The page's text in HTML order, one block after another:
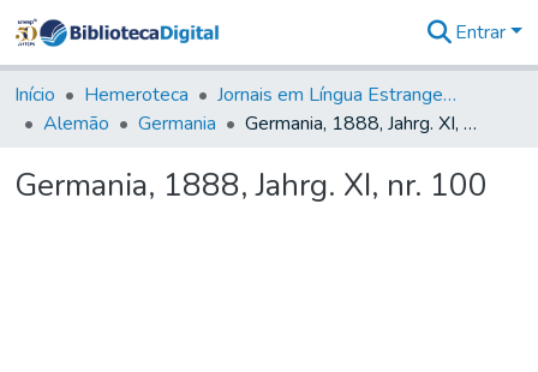
&
Coleções
Tudo na
Digital
Entrar
Início Hemeroteca
Jornais em Língua Estrangeira
Alemão
Germania Germania, 1888, Jahrg. XI, nr. 100
Germania, 1888, Jahrg. XI, nr. 100